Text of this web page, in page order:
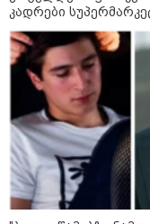
13:24 / 07-08-2026
კადრები